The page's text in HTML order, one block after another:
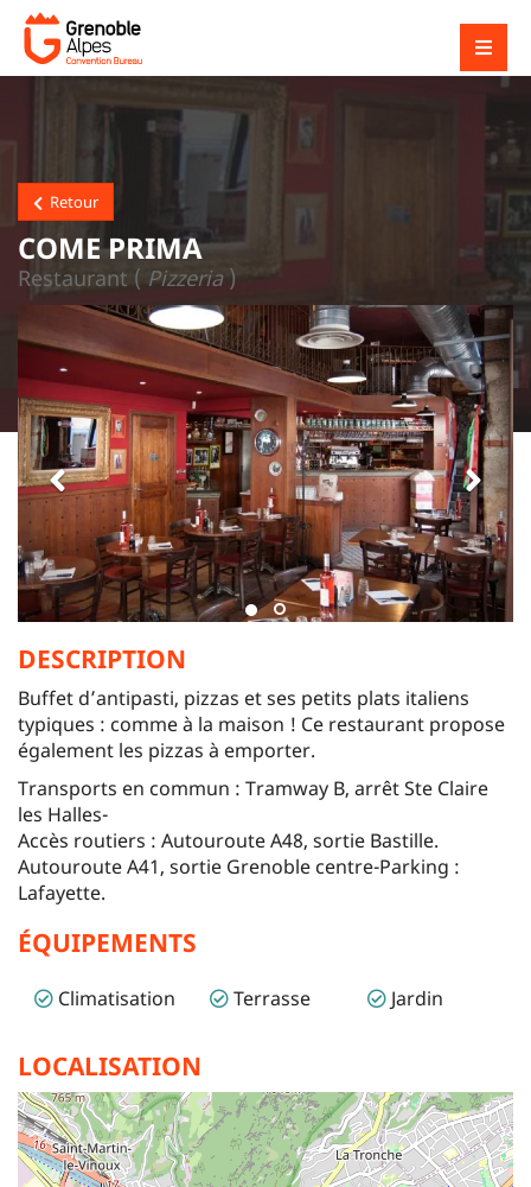
Retour
COME PRIMA
Restaurant ( Pizzeria)
DESCRIPTION
Buffet d’antipasti, pizzas et ses petits plats italiens
typiques : comme à la maison ! Ce restaurant propose
également les pizzas à emporter.
Transports en commun : Tramway B, arrêt Ste Claire
les Halles-
Accès routiers : Autouroute A48, sortie Bastille.
Autouroute A41, sortie Grenoble centre-Parking :
Lafayette.
ÉQUIPEMENTS
Climatisation Terrasse Jardin
LOCALISATION